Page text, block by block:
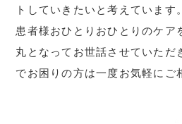
トしていきたいと考えています。
患者様おひとりおひとりのケア
丸となってお世話させていただ
でお困りの方は一度お気軽にご